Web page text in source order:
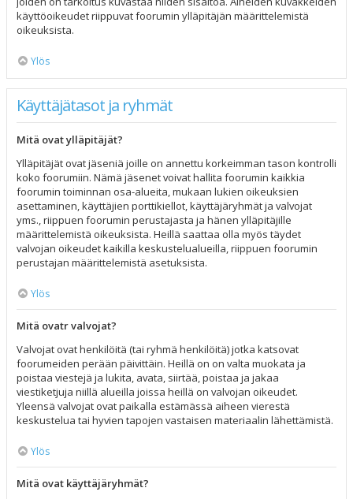
käyttöoikeudet riippuvat foorumin ylläpitäjän määrittelemistä
oikeuksista.
Ylös
Käyttäjätasot ja ryhmät
Mitä ovat ylläpitäjät?
Ylläpitäjät ovat jäseniä joille on annettu korkeimman tason kontrolli
koko foorumiin. Nämä jäsenet voivat hallita foorumin kaikkia
foorumin toiminnan osa-alueita, mukaan lukien oikeuksien
asettaminen, käyttäjien porttikiellot, käyttäjäryhmät ja valvojat
yms., riippuen foorumin perustajasta ja hänen ylläpitäjille
määrittelemistä oikeuksista. Heillä saattaa olla myös täydet
valvojan oikeudet kaikilla keskustelualueilla, riippuen foorumin
perustajan määrittelemistä asetuksista.
Ylös
Mitä ovatr valvojat?
Valvojat ovat henkilöitä (tai ryhmä henkilöitä) jotka katsovat
foorumeiden perään päivittäin. Heillä on on valta muokata ja
poistaa viestejä ja lukita, avata, siirtää, poistaa ja jakaa
viestiketjuja niillä alueilla joissa heillä on valvojan oikeudet.
Yleensä valvojat ovat paikalla estämässä aiheen vierestä
keskustelua tai hyvien tapojen vastaisen materiaalin lähettämistä.
Ylös
Mitä ovat käyttäjäryhmät?